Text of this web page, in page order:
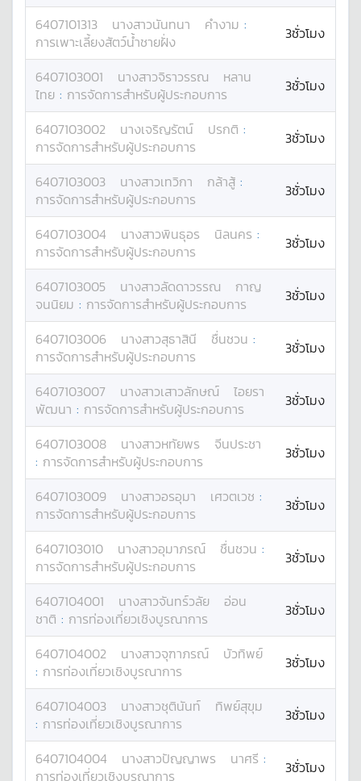
6407101313 นางสาวนันทนา คำงาม :
การเพาะเลี้ยงสัตว์น้ำชายฝั่ง
3ชั่วโมง
6407103001 นางสาวจิราวรรณ
หลาน
ไทย : การจัดการสำหรับผู้ประกอบการ 3ชั่วโมง
6407103002 นางเจริญรัตน์ ปรกติ :
การจัดการสำหรับผู้ประกอบการ
3ชั่วโมง
6407103003 นางสาวเทวิกา กล้าสู้ :
การจัดการสำหรับผู้ประกอบการ
3ชั่วโมง
6407103004 นางสาวพินธุอร นิลนคร :
การจัดการสำหรับผู้ประกอบการ
3ชั่วโมง
6407103005 นางสาวลัดดาวรรณ
กาญ
จนนิยม : การจัดการสำหรับผู้ประกอบการ 3ชั่วโมง
6407103006 นางสาวสุธาสินี ชื่นชวน :
การจัดการสำหรับผู้ประกอบการ
3ชั่วโมง
6407103007 นางสาวเสาวลักษณ์
ไอยรา
พัฒนา : การจัดการสำหรับผู้ประกอบการ 3ชั่วโมง
6407103008 นางสาวหทัยพร
จีนประชา
: การจัดการสำหรับผู้ประกอบการ 3ชั่วโมง
6407103009 นางสาวอรอุมา เศวตเวช :
การจัดการสำหรับผู้ประกอบการ
3ชั่วโมง
6407103010 นางสาวอุมาภรณ์ ชื่นชวน :
การจัดการสำหรับผู้ประกอบการ
3ชั่วโมง
6407104001 นางสาวจันทร์วลัย
อ่อน
ชาติ : การท่องเที่ยวเชิงบูรณาการ 3ชั่วโมง
6407104002 นางสาวจุฑาภรณ์
บัวทิพย์
: การท่องเที่ยวเชิงบูรณาการ 3ชั่วโมง
6407104003 นางสาวชุตินันท์
ทิพย์สุขุม
: การท่องเที่ยวเชิงบูรณาการ 3ชั่วโมง
6407104004 นางสาวปัญญาพร นาศรี :
การท่องเที่ยวเชิงบูรณาการ
3ชั่วโมง